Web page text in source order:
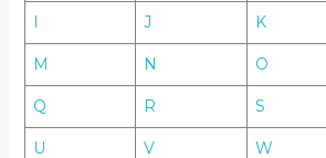
I J K
M N O
Q R S
U V W